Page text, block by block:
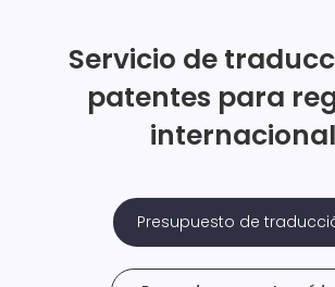
Servicio de
patentes para
internacional
Presupuesto de